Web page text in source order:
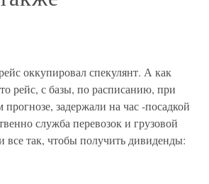
оккупировал спекулянт. А как
рейс, с базы, по расписанию, при
задержали на час -посадкой
служба перевозок и грузовой
все так, чтобы получить дивиденды: